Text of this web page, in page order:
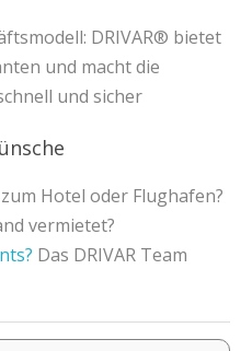
DRIVAR® bietet
und macht die
und sicher
Hotel oder Flughafen?
vermietet?
Das DRIVAR Team